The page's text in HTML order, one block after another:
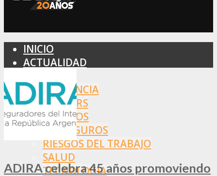
INICIO
ACTUALIDAD
ASISTENCIA
BROKERS
SEGUROS
REASEGUROS
RIESGOS DEL TRABAJO
SALUD
TECNOLOGÍA
ADIRA celebra 45 años promoviendo